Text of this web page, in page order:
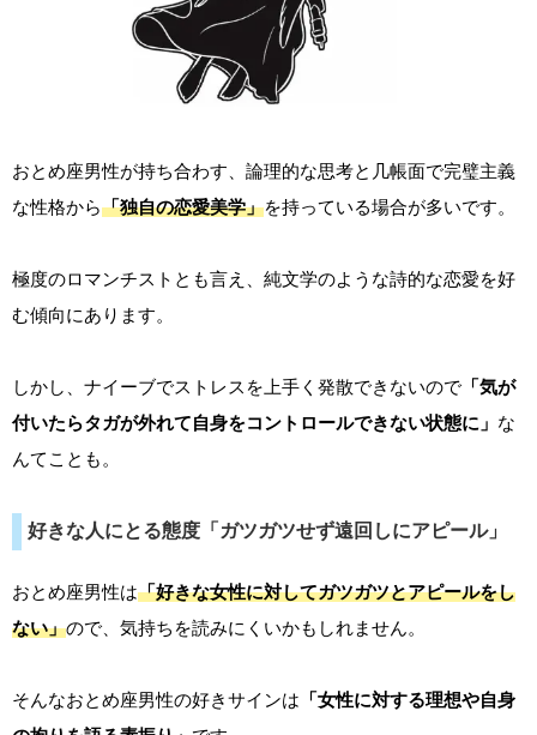
おとめ座男性が持ち合わす、論理的な思考と几帳面で完璧主義
な性格から「独自の恋愛美学」を持っている場合が多いです。
極度のロマンチストとも言え、純文学のような詩的な恋愛を好
む傾向にあります。
しかし、ナイーブでストレスを上手く発散できないので 「気が
付いたらタガが外れて自身をコントロールできない状態に」 な
んてことも。
好きな人にとる態度「ガツガツせず遠回しにアピール」
おとめ座男性は「好きな女性に対してガツガツとアピールをし
ない」ので、気持ちを読みにくいかもしれません。
そんなおとめ座男性の好きサインは 「女性に対する理想や自身